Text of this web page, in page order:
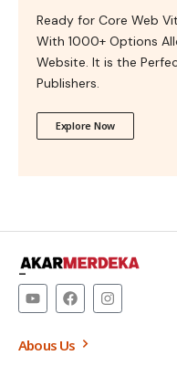
Ready for Core Web
With 1000+ Options
Website. It is the
Publishers.
Explore Now
–
Abous Us